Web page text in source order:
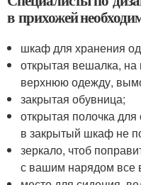
в прихожей
шкаф для хранения
открытая вешалка,
верхнюю одежду,
закрытая обувница;
открытая полочка
в закрытый шкаф не
зеркало, чтоб
с вашим нарядом все